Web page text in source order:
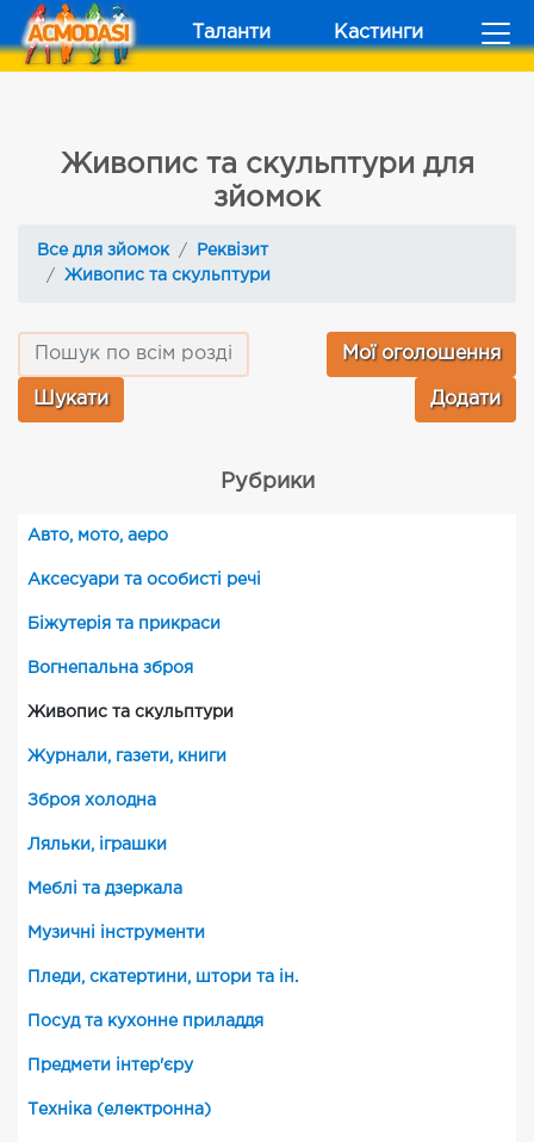
Таланти Кастинги
Живопис та скульптури для
зйомок
Все для зйомок
Реквізит
Живопис та скульптури
Мої оголошення
Додати
Рубрики
Авто, мото, аеро
Аксесуари та особисті речі
Біжутерія та прикраси
Вогнепальна зброя
Живопис та скульптури
Журнали, газети, книги
Зброя холодна
Ляльки, іграшки
Меблі та дзеркала
Музичні інструменти
Пледи, скатертини, штори та ін.
Посуд та кухонне приладдя
Предмети інтер'єру
Техніка (електронна)